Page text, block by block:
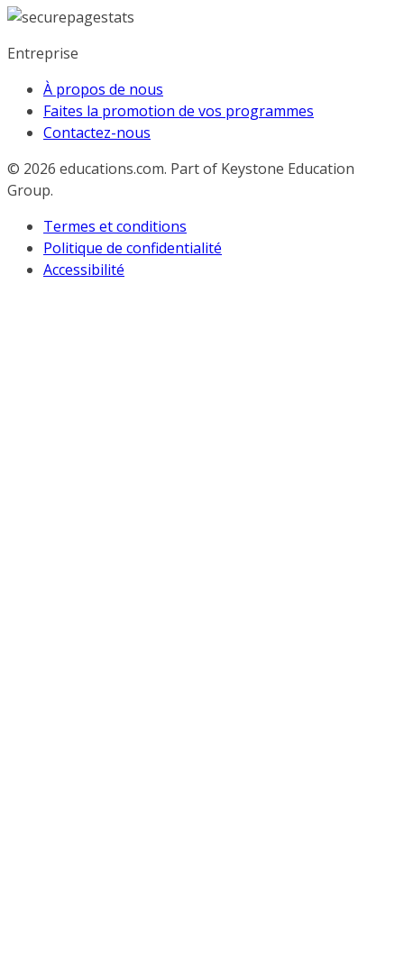
Entreprise
À propos de nous
Faites la promotion de vos programmes
Contactez-nous
© 2026 educations.com. Part of Keystone Education
Group.
Termes et conditions
Politique de confidentialité
Accessibilité